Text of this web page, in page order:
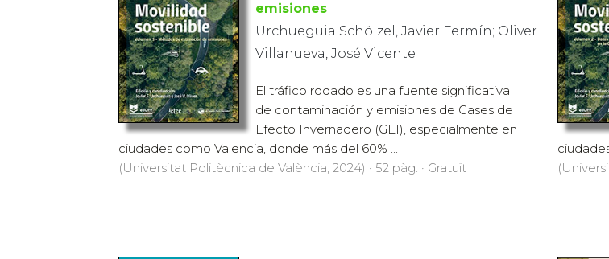
emisiones
Urchueguia Schölzel, Javier Fermín; Oliver
Villanueva, José Vicente
El tráfico rodado es una fuente significativa
de contaminación y emisiones de Gases de
Efecto Invernadero (GEI), especialmente en
ciudades como Valencia, donde más del 60% ...
(Universitat Politècnica de València, 2024) · 52 pàg. · Gratuït